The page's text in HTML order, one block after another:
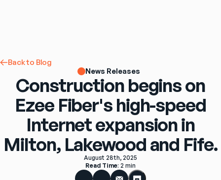
Back to Blog
News Releases
Construction begins on
Ezee Fiber's high-speed
Internet expansion in
Milton, Lakewood and Fife.
August 28th, 2025
Read Time: 2 min